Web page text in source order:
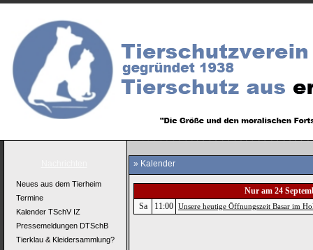
Neues aus dem Tierheim
Termine
Kalender TSchV IZ
Pressemeldungen DTSchB
Tierklau & Kleidersammlung?
» Kalender
Nur am 24
Sa
11:00 Unsere heutige Öffnungszeit Basar im